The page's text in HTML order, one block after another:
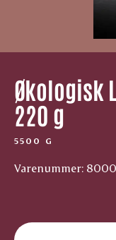
Økologisk
220 g
5500 G
Varenummer: